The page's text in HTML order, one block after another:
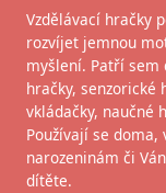
Vzdělávací hračky
rozvíjet jemnou
myšlení. Patří sem
hračky, senzorické
vkládačky, naučné
Používají se
narozeninám či
dítěte.